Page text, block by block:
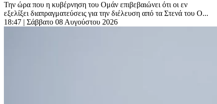
Την ώρα που η κυβέρνηση του Ομάν επιβεβαιώνει ότι οι εν
εξελίξει διαπραγματεύσεις για την διέλευση από τα Στενά του Ο...
18:47 | Σάββατο 08 Αυγούστου 2026